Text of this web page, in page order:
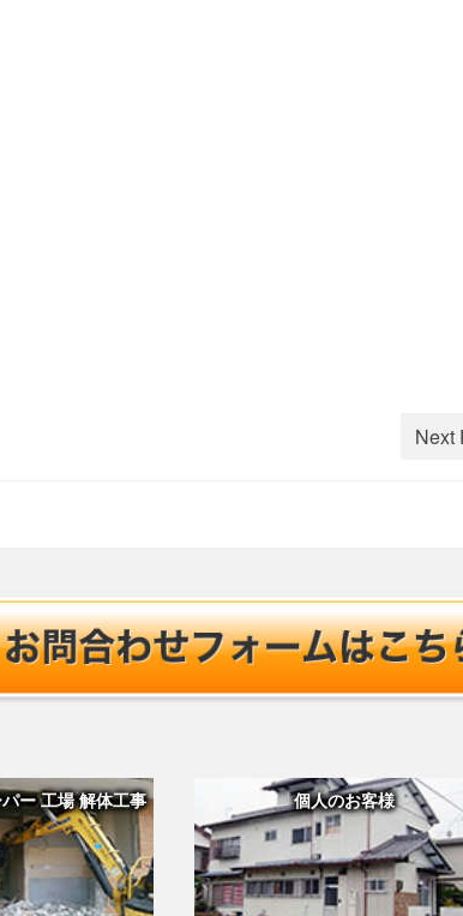
Next
ー 工場 解体工事 個人のお客様